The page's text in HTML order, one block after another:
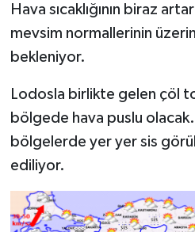
Hava sıcaklığının biraz
mevsim normallerinin
bekleniyor.
Lodosla birlikte gelen çöl
bölgede hava puslu
bölgelerde yer yer sis
ediliyor.